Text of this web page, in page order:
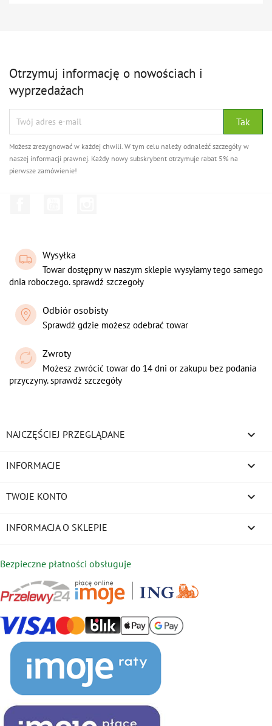
Otrzymuj informację o nowościach i
wyprzedażach
Możesz zrezygnować w każdej chwili. W tym celu należy odnaleźć szczegóły w
naszej informacji prawnej. Każdy nowy subskrybent otrzymuje rabat 5% na
pierwsze zamówienie!
Wysyłka
Towar dostępny w naszym sklepie wysyłamy tego samego
dnia roboczego. sprawdź szczegoły
Odbiór osobisty
Sprawdź gdzie możesz odebrać towar
Zwroty
Możesz zwrócić towar do 14 dni or zakupu bez podania
przyczyny. sprawdź szczegóły
NAJCZĘŚCIEJ PRZEGLĄDANE 
INFORMACJE 
TWOJE KONTO 
INFORMACJA O SKLEPIE keyboard_arrow_down
Bezpieczne płatności obsługuje